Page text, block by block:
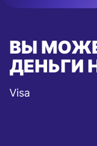
ВЫ
ДЕНЬГИ
Visa